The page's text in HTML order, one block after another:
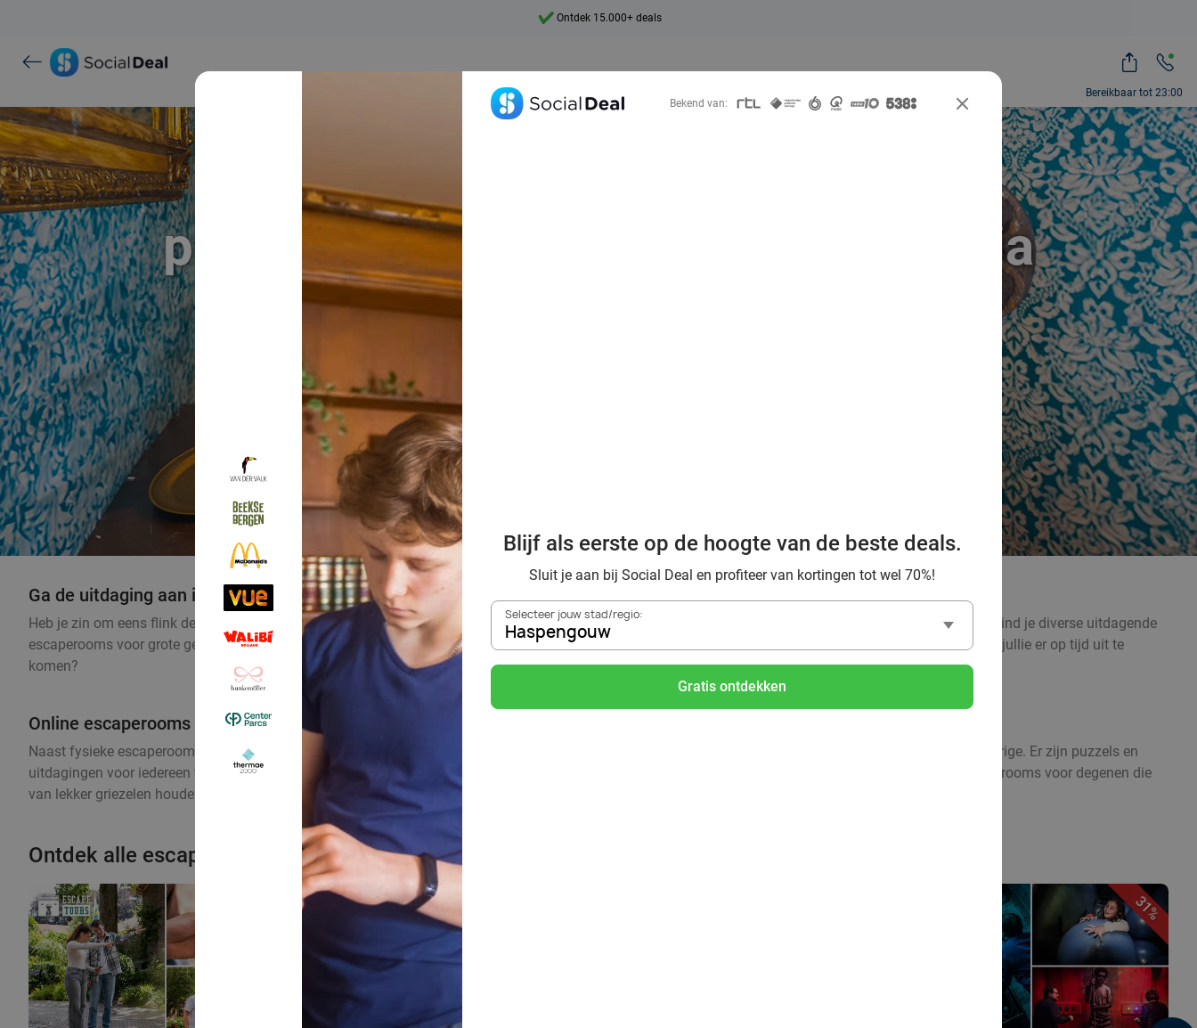
Bereikbaar tot 23:00
7 dagen per week beschikbaar
9,4
Een escaperoom of escapegame
proberen? Ga voordelig puzzelen via
Social Deal!
Bekend van:
Blijf als eerste op de hoogte van de beste deals.
Sluit je aan bij Social Deal en profiteer van kortingen tot wel 70%!
Selecteer jouw stad/regio:
Haspengouw
Gratis ontdekken
Ga de uitdaging aan in spannende escaperooms in het hele land
Heb je zin om eens flink de detective uit te hangen en ben je dol op puzzelen? Ga de strijd aan in een gave escapegame of escaperoom! Door heel het land vind je diverse uitdagende
escaperooms voor grote gezelschappen, twee personen of voor kinderen om te tackelen. Ga de uitdaging aan en creëer de ontsnapping van de eeuw. Weten jullie er op tijd uit te
komen?
Online escaperooms & escapegames voor thuis
Naast fysieke escaperooms ontdek je hier ook online escaperooms en escapegames die je thuis speelt. Ideaal voor een gezellig avondje vol uitdaging en intrige. Er zijn puzzels en
uitdagingen voor iedereen te vinden, met de meest uiteenlopende thema’s. Van boeiende detective-avonturen tot mysteries en spannende en duistere escaperooms voor degenen die
van lekker griezelen houden. Waar kies jij dit keer voor?
Ontdek alle escaperooms & escapegames
31%